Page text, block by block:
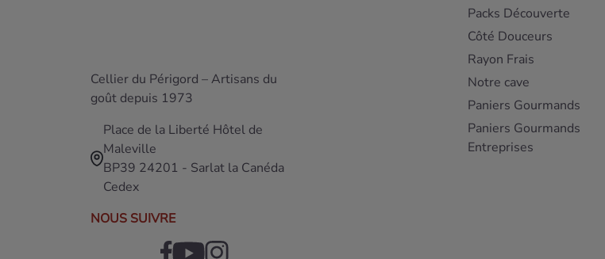
Cellier du Périgord – Artisans du
goût depuis 1973
Place de la Liberté Hôtel de
Maleville
BP39 24201 - Sarlat la Canéda
Cedex
NOUS SUIVRE
Packs Découverte
Côté Douceurs
Rayon Frais
Notre cave
Paniers Gourmands
Paniers Gourmands
Entreprises